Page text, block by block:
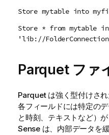
Store mytable into
Store * from mytable
'lib://
Parquet ファ
Parquet は強く型付けされ
各フィールドには特定の
と時刻、テキストなど）が
Senseは、内部データを